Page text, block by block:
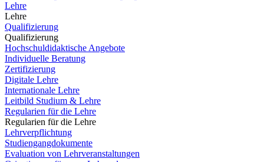
Lehre
Lehre
Qualifizierung
Qualifizierung
Hochschuldidaktische Angebote
Individuelle Beratung
Zertifizierung
Digitale Lehre
Internationale Lehre
Leitbild Studium & Lehre
Regularien für die Lehre
Regularien für die Lehre
Lehrverpflichtung
Studiengangdokumente
Evaluation von Lehrveranstaltungen